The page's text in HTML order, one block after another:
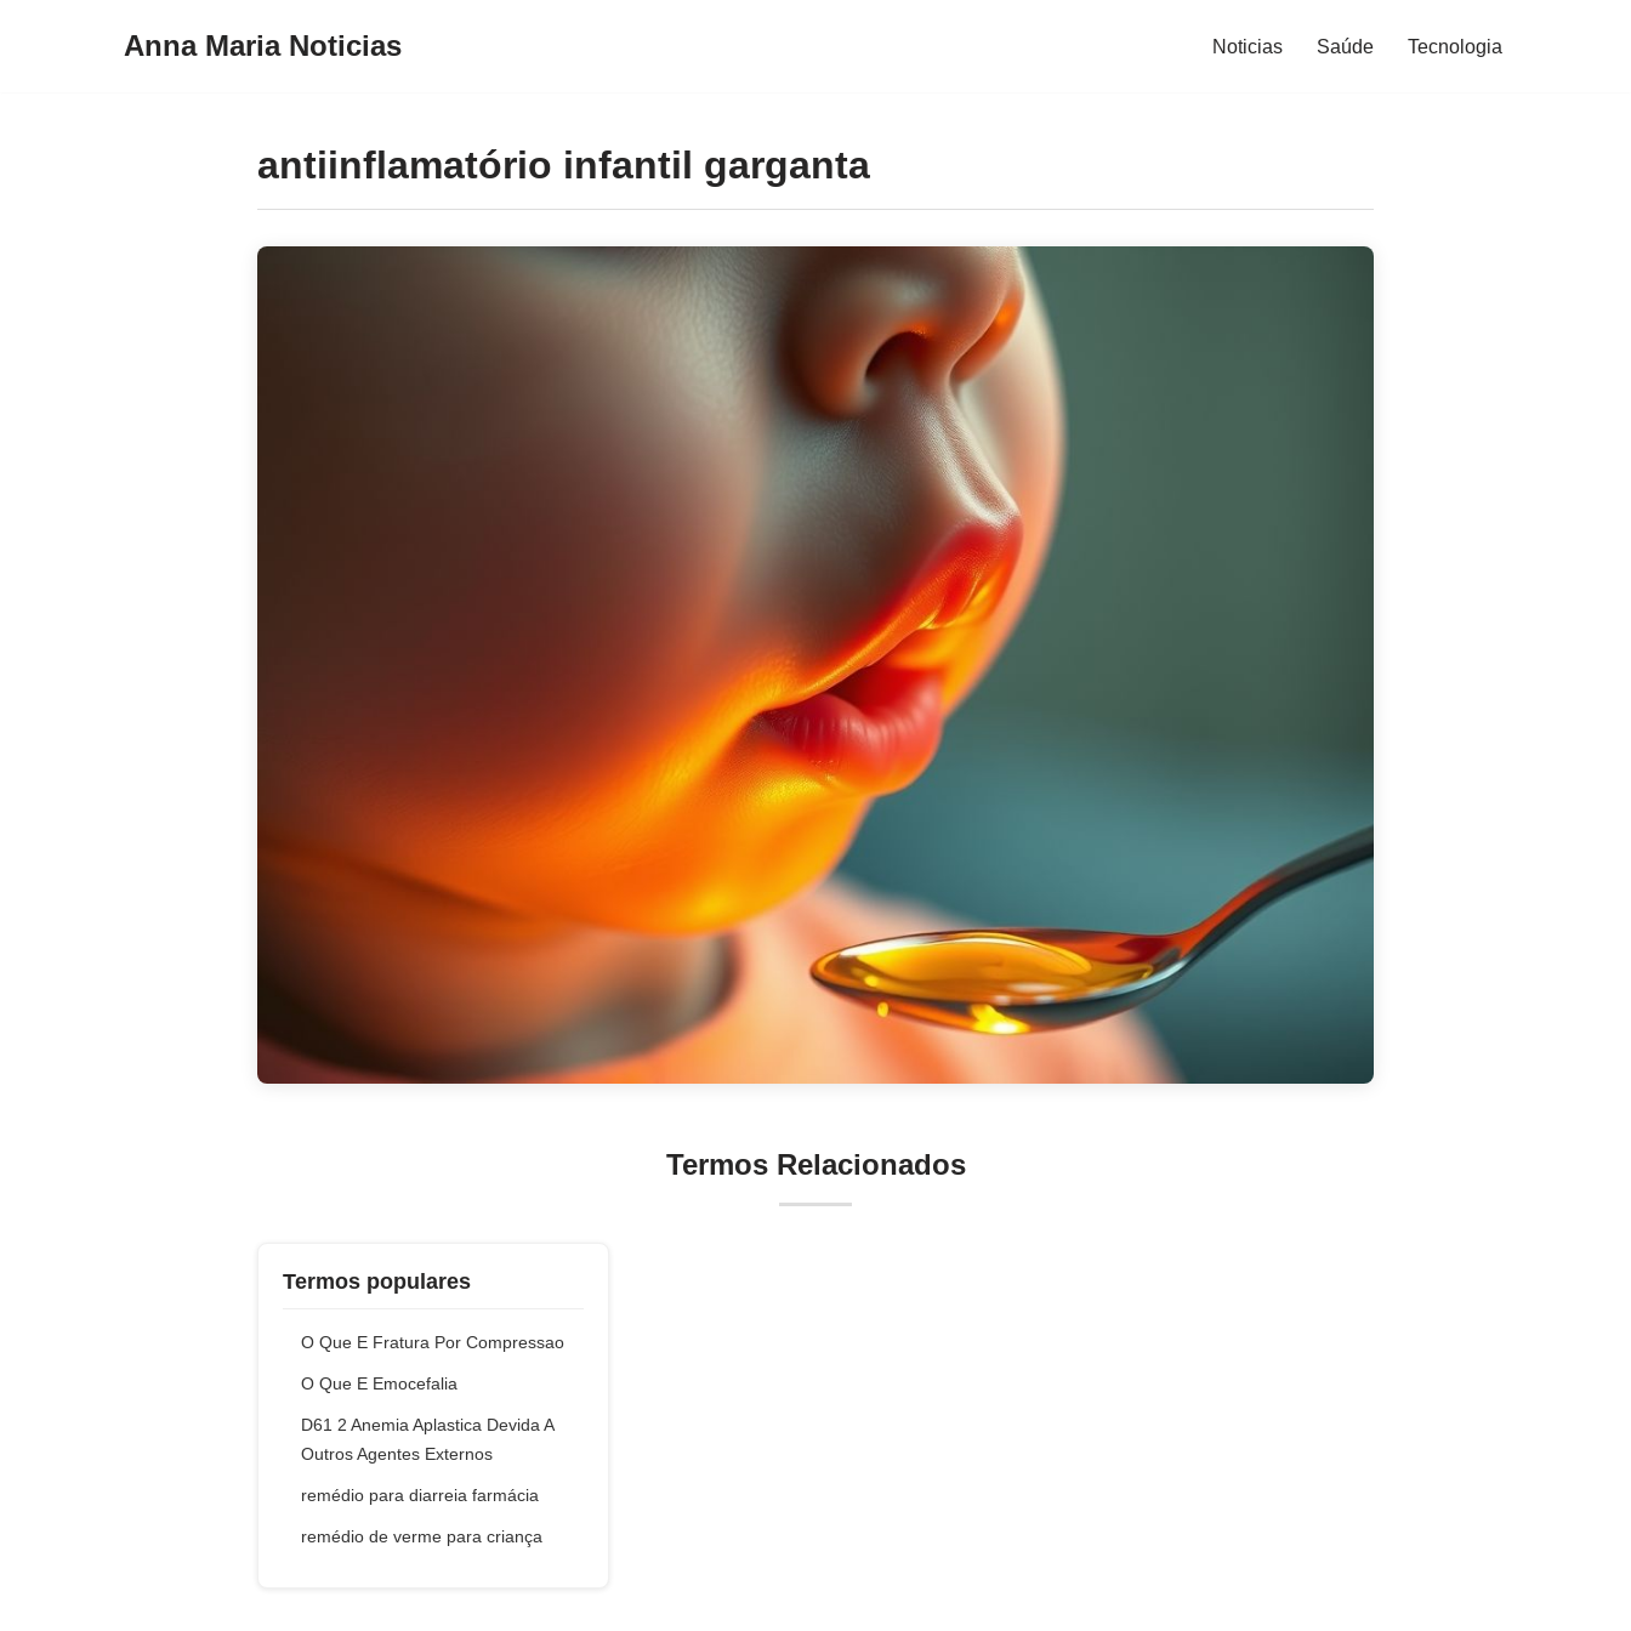
Anna Maria Noticias Noticias Saúde Tecnologia
antiinflamatório infantil garganta
Termos Relacionados
Termos populares
O Que E Fratura Por Compressao
O Que E Emocefalia
D61 2 Anemia Aplastica Devida A
Outros Agentes Externos
remédio para diarreia farmácia
remédio de verme para criança